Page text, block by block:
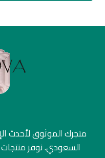
متجرك الموثوق لأحدث
السعودي. نوفر منتجات